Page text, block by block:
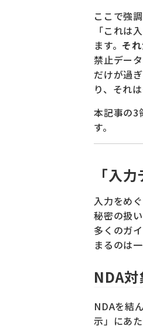
ここで強
「これは
ます。 そ
禁止デー
だけが過
り、それ
本記事の3
す。
「入
入力をめ
秘密の扱
多くのガ
まるのは
NDA
NDAを結
示」にあ